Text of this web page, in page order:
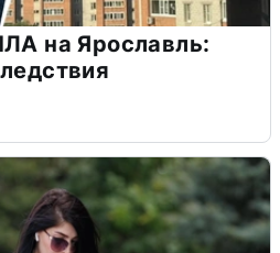
на Ярославль: